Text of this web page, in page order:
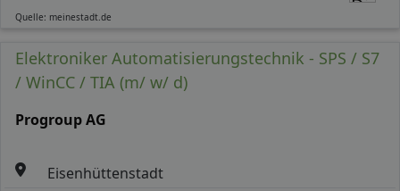
Quelle: meinestadt.de
Elektroniker Automatisierungstechnik - SPS / S7
/ WinCC / TIA (m/ w/ d)
Progroup AG
Eisenhüttenstadt